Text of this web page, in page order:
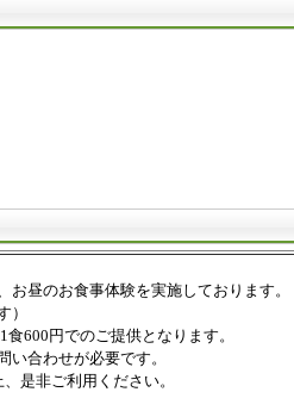
昼のお食事体験を実施しております。
）
600円でのご提供となります。
合わせが必要です。
是非ご利用ください。